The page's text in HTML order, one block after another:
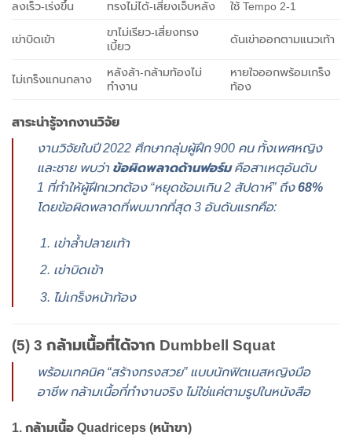
ลงเร็ว-เร่งขึ้น ทรงไม่ได้-เสี่ยงเจ็บหลัง ใช้ Tempo 2-1
เข่าบิดเข้า
ขาไม่เรียว-เสี่ยงทรง
เบี้ยว
ดันเข่าออกตามแนวเท้า
ไม่เกร็งแกนกลาง
หลังล้า-กล้ามท้องไม่
ทำงาน
หายใจออกพร้อมเกร็ง
ท้อง
สาระน่ารู้จากงานวิจัย
งานวิจัยในปี 2022 ศึกษากลุ่มผู้ฝึก 900 คน ทั้งเพศหญิง
และชาย พบว่า ข้อผิดพลาดด้านฟอร์มคือสาเหตุอันดับ
1 ที่ทำให้ผู้ฝึกเวทต้อง “หยุดซ้อมเกิน 2 สัปดาห์” ถึง68%
โดยข้อผิดพลาดที่พบมากที่สุด 3 อันดับแรกคือ:
เข่าล้ำปลายเท้า
เข่าบิดเข้า
ไม่เกร็งหน้าท้อง
(5) 3 กล้ามเนื้อที่ได้จาก Dumbbell Squat
พร้อมเทคนิค “สร้างทรงสวย” แบบนักฟิตเนสหญิงมือ
อาชีพ กล้ามเนื้อที่ทำงานจริง ไม่ใช่แค่ตามรูปในหนังสือ
1. กล้ามเนื้อ Quadriceps (หน้าขา)